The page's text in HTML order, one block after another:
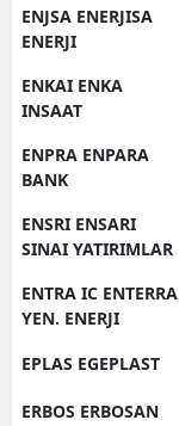
ENJSA ENERJISA
ENERJI
ENKAI ENKA
INSAAT
ENPRA ENPARA
BANK
ENSRI ENSARI
SINAI YATIRIMLAR
ENTRA IC ENTERRA
YEN. ENERJI
EPLAS EGEPLAST
ERBOS ERBOSAN